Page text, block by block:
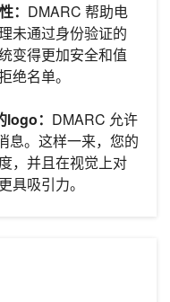
： DMARC 帮助电
未通过身份验证的
变得更加安全和值
绝名单。
： DMARC 允许
息。这样一来，您的
，并且在视觉上对
具吸引力。